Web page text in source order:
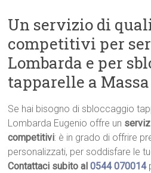
Un servizio di
competitivi per
Lombarda e per
tapparelle a
Se hai bisogno di sbloccaggio
Lombarda Eugenio offre un
competitivi: è in grado di offrire
personalizzati, per soddisfare le
Contattaci subito al0544 070014